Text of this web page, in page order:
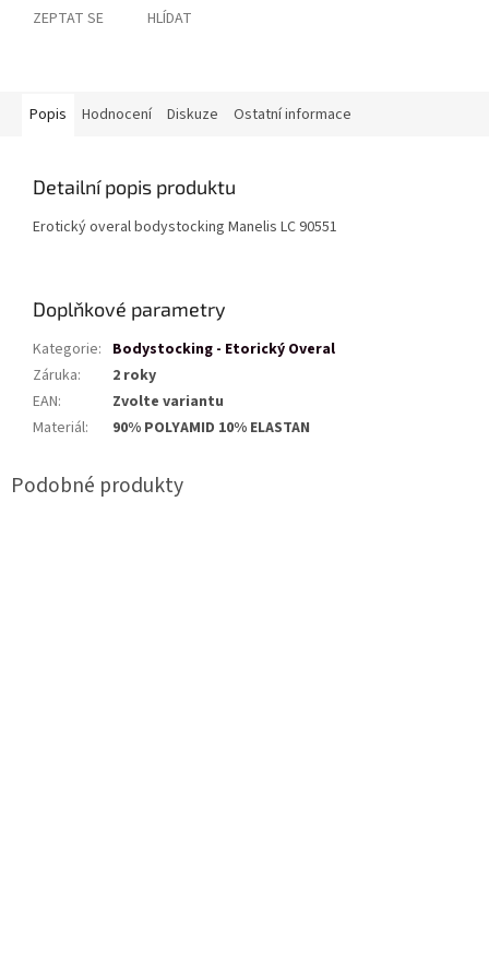
ZEPTAT SE HLÍDAT
Popis Hodnocení Diskuze Ostatní informace
Detailní popis produktu
Erotický overal bodystocking Manelis LC 90551
Doplňkové parametry
Kategorie: Bodystocking - Etorický Overal
Záruka:
2 roky
EAN:
Zvolte variantu
Materiál: 90% POLYAMID 10% ELASTAN